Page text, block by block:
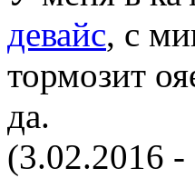
девайс, с
тормозит
да.
(3.02.2016 -